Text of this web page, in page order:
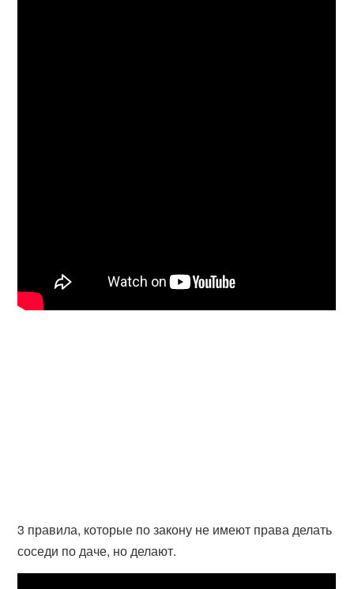
3 правила, которые по закону не имеют права делать
соседи по даче, но делают.